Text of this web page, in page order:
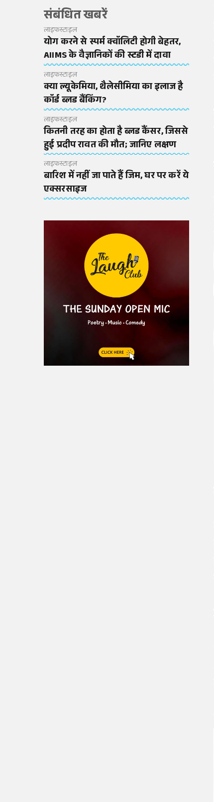
संबंधित खबरें
लाइफस्टाइल
योग करने से स्पर्म क्वॉलिटी होगी बेहतर,
AIIMS के वैज्ञानिकों की स्टडी में दावा
लाइफस्टाइल
क्या ल्यूकेमिया, थैलेसीमिया का इलाज है
कॉर्ड ब्लड बैंकिंग?
लाइफस्टाइल
कितनी तरह का होता है ब्लड कैंसर, जिससे
हुई प्रदीप रावत की मौत; जानिए लक्षण
लाइफस्टाइल
बारिश में नहीं जा पाते हैं जिम, घर पर करें ये
एक्सरसाइज